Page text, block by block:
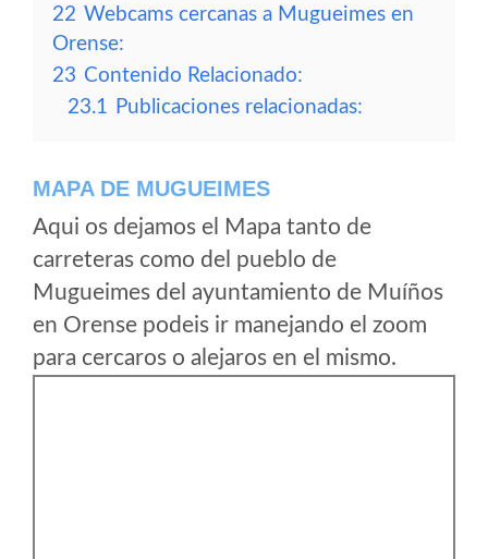
22 Webcams cercanas a Mugueimes en
Orense:
23 Contenido Relacionado:
23.1 Publicaciones relacionadas:
MAPA DE MUGUEIMES
Aqui os dejamos el Mapa tanto de
carreteras como del pueblo de
Mugueimes del ayuntamiento de Muíños
en Orense podeis ir manejando el zoom
para cercaros o alejaros en el mismo.